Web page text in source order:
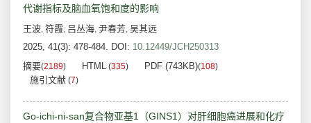
代谢指标及脑血氧饱和度的影响
王波, 符霞, 吕丛海, 尹春芳, 吴其远
2025, 41(3): 478-484. DOI: 10.12449/JCH250313
摘要(2189) HTML (335) PDF (743KB)(108)
施引文献 (7)
Go-ichi-ni-san复合物亚基1（GINS1）对肝细胞癌进展和化疗